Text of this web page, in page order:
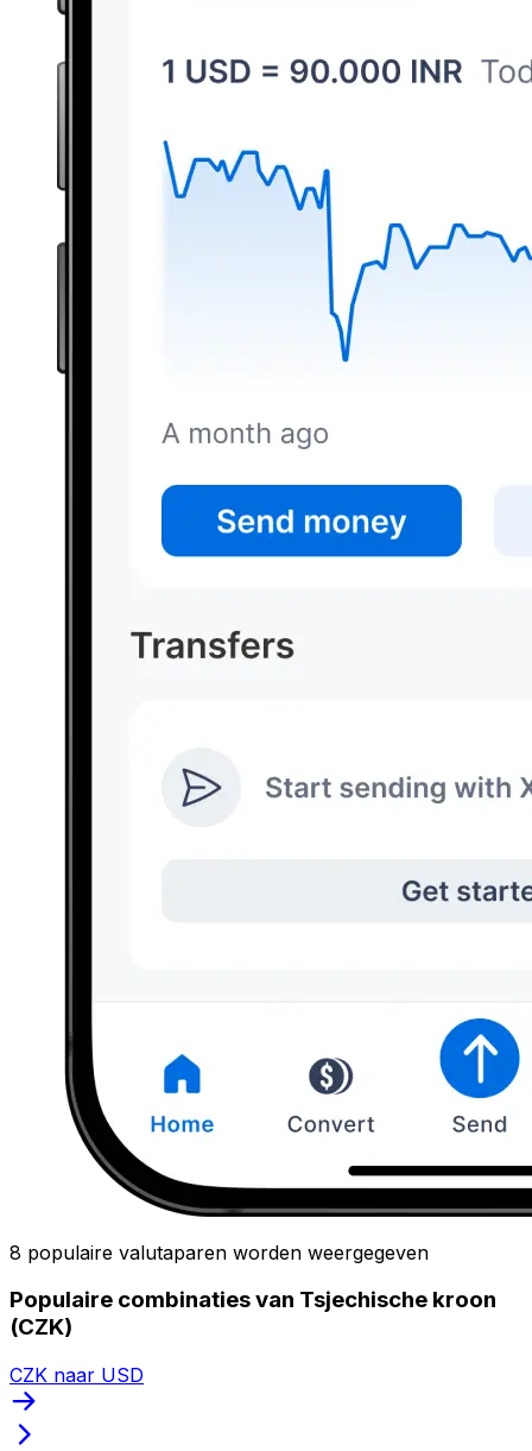
8 populaire valutaparen worden weergegeven
Populaire combinaties van Tsjechische kroon
(CZK)
CZK naar USD